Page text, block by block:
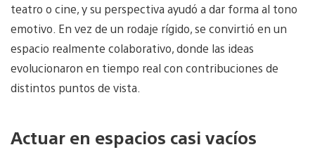
teatro o cine, y su perspectiva ayudó a dar forma al tono
emotivo. En vez de un rodaje rígido, se convirtió en un
espacio realmente colaborativo, donde las ideas
evolucionaron en tiempo real con contribuciones de
distintos puntos de vista.
Actuar en espacios casi vacíos